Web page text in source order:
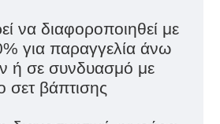
να διαφοροποιηθεί με
για παραγγελία άνω
ή σε συνδυασμό με
σετ βάπτισης